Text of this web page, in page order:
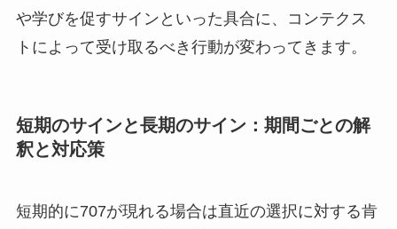
や学びを促すサインといった具合に、コンテクス
トによって受け取るべき行動が変わってきます。
短期のサインと長期のサイン：期間ごとの解
釈と対応策
短期的に707が現れる場合は直近の選択に対する肯